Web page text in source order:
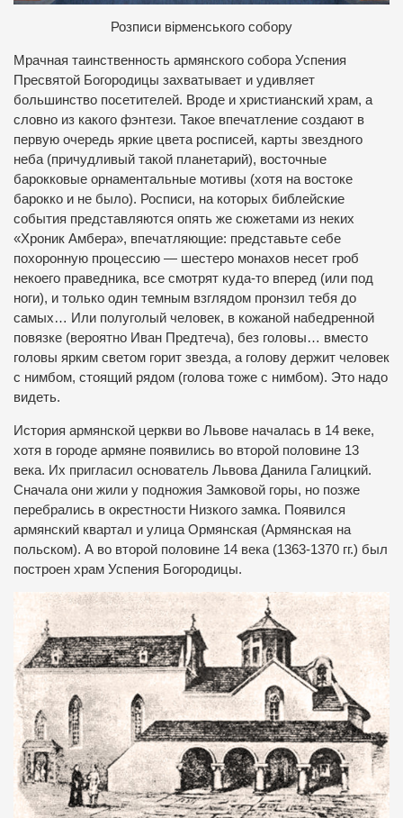
Розписи вірменського собору
Мрачная таинственность армянского собора Успения
Пресвятой Богородицы захватывает и удивляет
большинство посетителей. Вроде и христианский храм, а
словно из какого фэнтези. Такое впечатление создают в
первую очередь яркие цвета росписей, карты звездного
неба (причудливый такой планетарий), восточные
барокковые орнаментальные мотивы (хотя на востоке
барокко и не было). Росписи, на которых библейские
события представляются опять же сюжетами из неких
«Хроник Амбера», впечатляющие: представьте себе
похоронную процессию — шестеро монахов несет гроб
некоего праведника, все смотрят куда-то вперед (или под
ноги), и только один темным взглядом пронзил тебя до
самых… Или полуголый человек, в кожаной набедренной
повязке (вероятно Иван Предтеча), без головы… вместо
головы ярким светом горит звезда, а голову держит человек
с нимбом, стоящий рядом (голова тоже с нимбом). Это надо
видеть.
История армянской церкви во Львове началась в 14 веке,
хотя в городе армяне появились во второй половине 13
века. Их пригласил основатель Львова Данила Галицкий.
Сначала они жили у подножия Замковой горы, но позже
перебрались в окрестности Низкого замка. Появился
армянский квартал и улица Ормянская (Армянская на
польском). А во второй половине 14 века (1363-1370 гг.) был
построен храм Успения Богородицы.